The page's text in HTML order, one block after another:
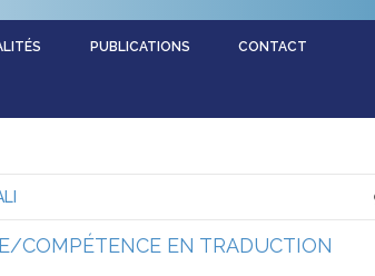
PUBLICATIONS CONTACT
COMPÉTENCE EN TRADUCTION